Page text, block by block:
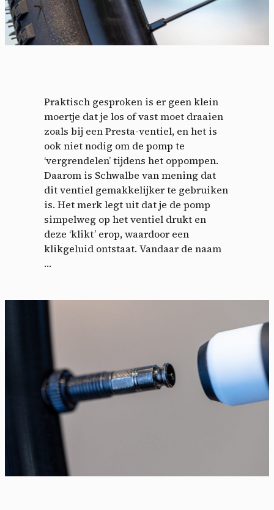
Praktisch gesproken is er geen klein
moertje dat je los of vast moet draaien
zoals bij een Presta-ventiel, en het is
ook niet nodig om de pomp te
‘vergrendelen’ tijdens het oppompen.
Daarom is Schwalbe van mening dat
dit ventiel gemakkelijker te gebruiken
is. Het merk legt uit dat je de pomp
simpelweg op het ventiel drukt en
deze ‘klikt’ erop, waardoor een
klikgeluid ontstaat. Vandaar de naam
…